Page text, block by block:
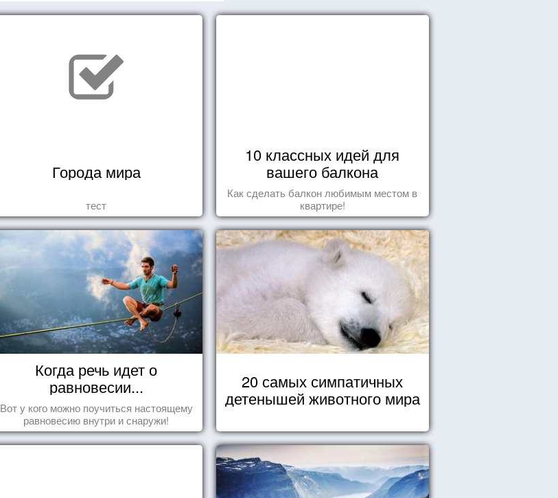
Города мира
тест
10 классных идей для
вашего балкона
Как сделать балкон любимым местом в
квартире!
Когда речь идет о
равновесии...
Вот у кого можно поучиться настоящему
равновесию внутри и снаружи!
20 самых симпатичных
детенышей животного мира